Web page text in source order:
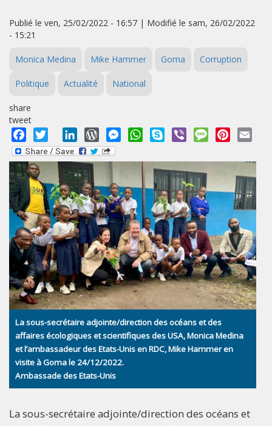
Publié le ven, 25/02/2022 - 16:57 | Modifié le sam, 26/02/2022
- 15:21
Monica Medina Mike Hammer Goma Corruption
Politique Actualité National
share
tweet
Facebook
Twitter LinkedInWordPressMessengerWhatsApp
Skype Viber MessagePinterest
La sous-secrétaire adjointe/direction des océans et des
affaires écologiques et scientifiques des USA, Monica Medina
et l’ambassadeur des Etats-Unis en RDC, Mike Hammer en
visite à Goma le 24/12/2022.
Ambassade des Etats-Unis
La sous-secrétaire adjointe/direction des océans et